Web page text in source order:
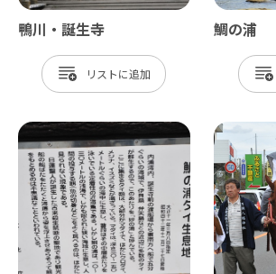
鴨川・誕生寺
リスト
鯛の浦